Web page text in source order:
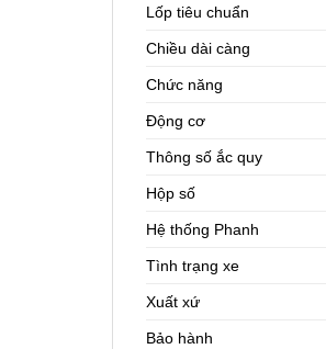
Lốp tiêu chuẩn
Chiều dài càng
Chức năng
Động cơ
Thông số ắc quy
Hộp số
Hệ thống Phanh
Tình trạng xe
Xuất xứ
Bảo hành